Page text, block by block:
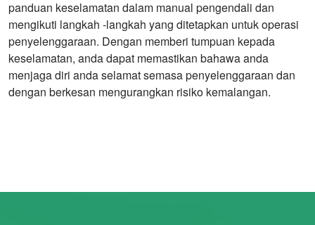
panduan keselamatan dalam manual pengendali dan
mengikuti langkah -langkah yang ditetapkan untuk operasi
penyelenggaraan. Dengan memberi tumpuan kepada
keselamatan, anda dapat memastikan bahawa anda
menjaga diri anda selamat semasa penyelenggaraan dan
dengan berkesan mengurangkan risiko kemalangan.